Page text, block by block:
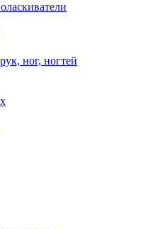
ног, ногтей